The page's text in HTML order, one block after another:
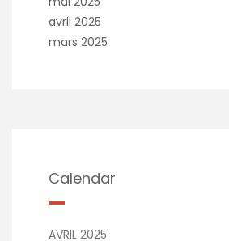
avril 2025
mars 2025
Calendar
AVRIL 2025